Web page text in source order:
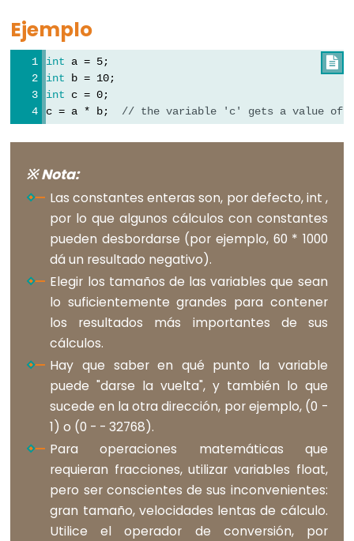
long
short
string
String()
unsigned
unsigned
Constants
Constants
Floating
Constants
Constantes
enteras
Ejemplo

int a = 5;
int b = 10;
int c = 0;
c = a * b; // the variable 'c' gets a value of
※ Nota:
Las constantes enteras son, por defecto, int ,
por lo que algunos cálculos con constantes
pueden desbordarse (por ejemplo, 60 * 1000
dá un resultado negativo).
Elegir los tamaños de las variables que sean
lo suficientemente grandes para contener
los resultados más importantes de sus
cálculos.
Hay que saber en qué punto la variable
puede "darse la vuelta", y también lo que
sucede en la otra dirección, por ejemplo, (0 -
1) o (0 - - 32768).
Para operaciones matemáticas que
requieran fracciones, utilizar variables float,
pero ser conscientes de sus inconvenientes:
gran tamaño, velocidades lentas de cálculo.
Utilice el operador de conversión, por